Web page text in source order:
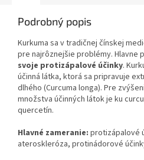
Podrobný popis
Kurkuma sa v tradičnej čínskej
pre najrôznejšie problémy. Hlavne
svoje protizápalové účinky.
účinná látka, ktorá sa pripravuje
dlhého (Curcuma longa). Pre
množstva účinných látok je ku
quercetín.
Hlavné zameranie: protizápalové
ateroskleróza, protinádorové